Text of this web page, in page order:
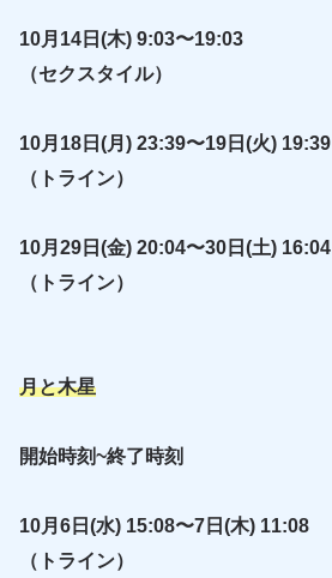
10月14日(木) 9:03〜19:03
（セクスタイル）
10月18日(月) 23:39〜19日(火) 19:39
（トライン）
10月29日(金) 20:04〜30日(土) 16:04
（トライン）
月と木星
開始時刻~終了時刻
10月6日(水) 15:08〜7日(木) 11:08
（トライン）